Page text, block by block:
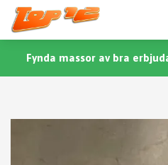
Fynda massor av bra